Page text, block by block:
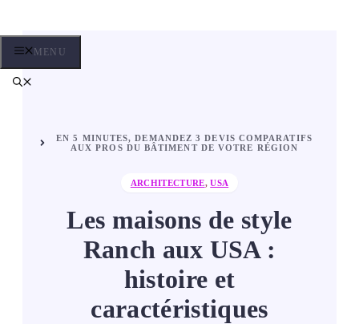
contenu
MENU
EN 5 MINUTES, DEMANDEZ 3 DEVIS COMPARATIFS
AUX PROS DU BÂTIMENT DE VOTRE RÉGION
ARCHITECTURE,USA
Les maisons de style
Ranch aux USA :
histoire et
caractéristiques